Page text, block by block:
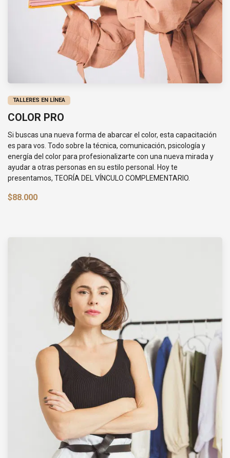
TALLERES EN LÍNEA
COLOR PRO
Si buscas una nueva forma de abarcar el color, esta capacitación
es para vos. Todo sobre la técnica, comunicación, psicología y
energía del color para profesionalizarte con una nueva mirada y
ayudar a otras personas en su estilo personal. Hoy te
presentamos, TEORÍA DEL VÍNCULO COMPLEMENTARIO.
$88.000